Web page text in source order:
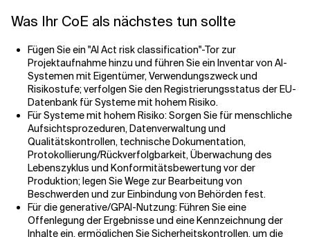
Was Ihr CoE als nächstes tun sollte
Fügen Sie ein "AI Act risk classification"-Tor zur
Projektaufnahme hinzu und führen Sie ein Inventar von AI-
Systemen mit Eigentümer, Verwendungszweck und
Risikostufe; verfolgen Sie den Registrierungsstatus der EU-
Datenbank für Systeme mit hohem Risiko.
Für Systeme mit hohem Risiko: Sorgen Sie für menschliche
Aufsichtsprozeduren, Datenverwaltung und
Qualitätskontrollen, technische Dokumentation,
Protokollierung/Rückverfolgbarkeit, Überwachung des
Lebenszyklus und Konformitätsbewertung vor der
Produktion; legen Sie Wege zur Bearbeitung von
Beschwerden und zur Einbindung von Behörden fest.
Für die generative/GPAI-Nutzung: Führen Sie eine
Offenlegung der Ergebnisse und eine Kennzeichnung der
Inhalte ein, ermöglichen Sie Sicherheitskontrollen, um die